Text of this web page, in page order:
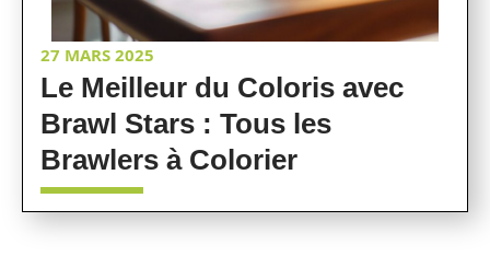
27 MARS 2025
Le Meilleur du Coloris avec
Brawl Stars : Tous les
Brawlers à Colorier